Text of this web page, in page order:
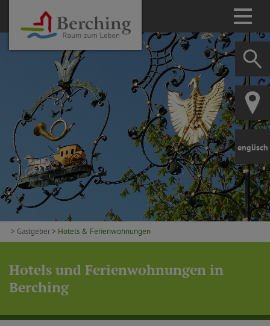
englisch
> Gastgeber > Hotels & Ferienwohnungen
Hotels und Ferienwohnungen in
Berching